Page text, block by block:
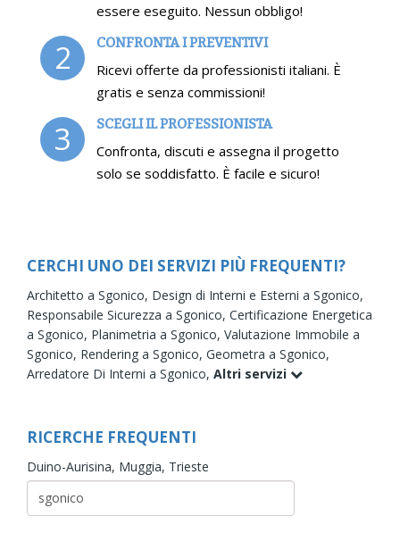
essere eseguito. Nessun obbligo!
2 CONFRONTA I PREVENTIVI
Ricevi offerte da professionisti italiani. È
gratis e senza commissioni!
3 SCEGLI IL PROFESSIONISTA
Confronta, discuti e assegna il progetto
solo se soddisfatto. È facile e sicuro!
CERCHI UNO DEI SERVIZI PIÙ FREQUENTI?
Architetto a Sgonico, Design di Interni e Esterni a Sgonico,
Responsabile Sicurezza a Sgonico, Certificazione Energetica
a Sgonico, Planimetria a Sgonico, Valutazione Immobile a
Sgonico, Rendering a Sgonico, Geometra a Sgonico,
Arredatore Di Interni a Sgonico, Altri servizi
RICERCHE FREQUENTI
Duino-Aurisina, Muggia, Trieste